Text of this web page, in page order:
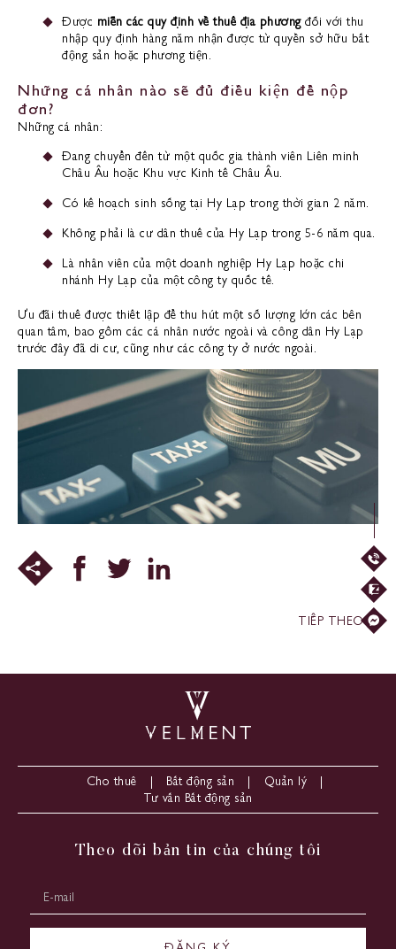
Được miễn các quy định về thuế địa phươngđối với thu
nhập quy định hàng năm nhận được từ quyền sở hữu bất
động sản hoặc phương tiện.
Những cá nhân nào sẽ đủ điều kiện để nộp
đơn?
Những cá nhân:
Đang chuyển đến từ một quốc gia thành viên Liên minh
Châu Âu hoặc Khu vực Kinh tế Châu Âu.
Có kế hoạch sinh sống tại Hy Lạp trong thời gian 2 năm.
Không phải là cư dân thuế của Hy Lạp trong 5-6 năm qua.
Là nhân viên của một doanh nghiệp Hy Lạp hoặc chi
nhánh Hy Lạp của một công ty quốc tế.
Ưu đãi thuế được thiết lập để thu hút một số lượng lớn các bên
quan tâm, bao gồm các cá nhân nước ngoài và công dân Hy Lạp
trước đây đã di cư, cũng như các công ty ở nước ngoài.
TIẾP THEO
Cho thuê Bất động sản
Quản lý
Tư vấn Bất động sản
Theo dõi bản tin của chúng tôi